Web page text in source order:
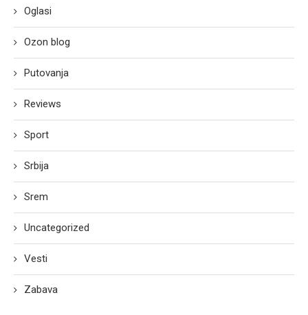
Oglasi
Ozon blog
Putovanja
Reviews
Sport
Srbija
Srem
Uncategorized
Vesti
Zabava